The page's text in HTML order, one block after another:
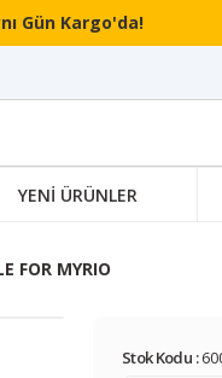
Gün Kargo'da!
YENİ ÜRÜNLER
FOR MYRIO
Stok Kodu :